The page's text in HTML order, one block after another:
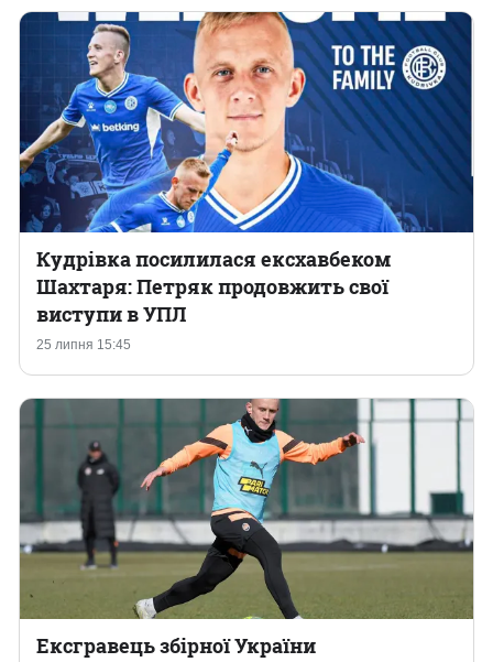
25 липня 15:45
Кудрівка посилилася ексхавбеком
Шахтаря: Петряк продовжить свої
виступи в УПЛ
Ексгравець збірної України